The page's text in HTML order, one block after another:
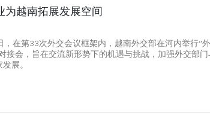
为越南拓展发展空间
，在第33次外交会议框架内，越南外交部在河内举行“
接会，旨在交流新形势下的机遇与挑战，加强外交部门
展。